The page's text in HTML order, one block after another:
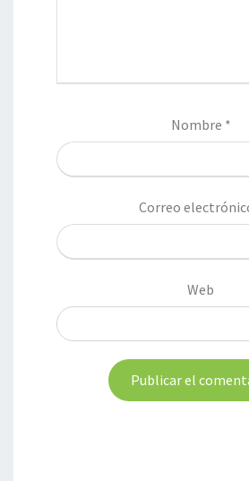
Nombre *
Correo
Web